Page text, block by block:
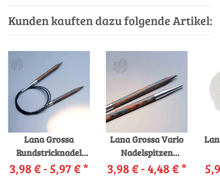
Kunden kauften dazu folgende Artikel:
Lana Grossa
Rundstricknadel
Design-Holz
3,98 € -5,97 €*
Lana Grossa Vario
Nadelspitzen
Design-Holz
3,98 € -4,48 €*